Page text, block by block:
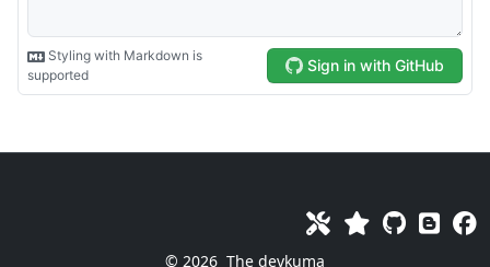
© 2026 The devkuma